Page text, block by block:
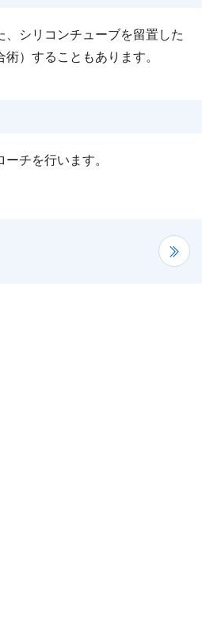
シリコンチューブを留置した
）することもあります。
チを行います。